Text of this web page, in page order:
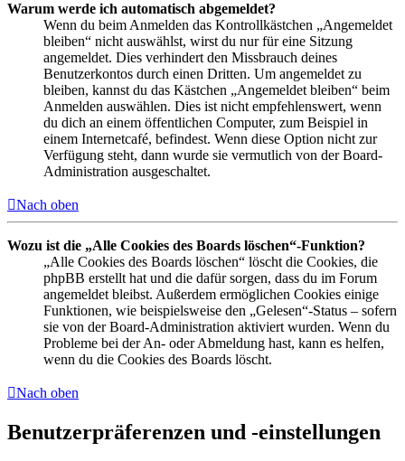
Warum werde ich automatisch abgemeldet?
Wenn du beim Anmelden das Kontrollkästchen „Angemeldet
bleiben“ nicht auswählst, wirst du nur für eine Sitzung
angemeldet. Dies verhindert den Missbrauch deines
Benutzerkontos durch einen Dritten. Um angemeldet zu
bleiben, kannst du das Kästchen „Angemeldet bleiben“ beim
Anmelden auswählen. Dies ist nicht empfehlenswert, wenn
du dich an einem öffentlichen Computer, zum Beispiel in
einem Internetcafé, befindest. Wenn diese Option nicht zur
Verfügung steht, dann wurde sie vermutlich von der Board-
Administration ausgeschaltet.
Nach oben
Wozu ist die „Alle Cookies des Boards löschen“-Funktion?
„Alle Cookies des Boards löschen“ löscht die Cookies, die
phpBB erstellt hat und die dafür sorgen, dass du im Forum
angemeldet bleibst. Außerdem ermöglichen Cookies einige
Funktionen, wie beispielsweise den „Gelesen“-Status – sofern
sie von der Board-Administration aktiviert wurden. Wenn du
Probleme bei der An- oder Abmeldung hast, kann es helfen,
wenn du die Cookies des Boards löscht.
Nach oben
Benutzerpräferenzen und -einstellungen